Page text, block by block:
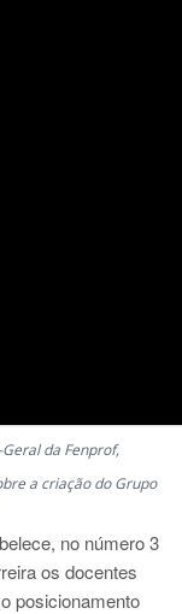
da Fenprof,
a criação do Grupo
no número 3
os docentes
posicionamento